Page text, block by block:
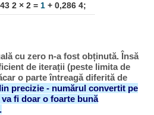
2 × 2 = 1 + 0,286 4;
cu zero n-a fost obținută. Însă
de iterații (peste limita de
o parte întreagă diferită de
precizie - numărul convertit pe
fi doar o foarte bună